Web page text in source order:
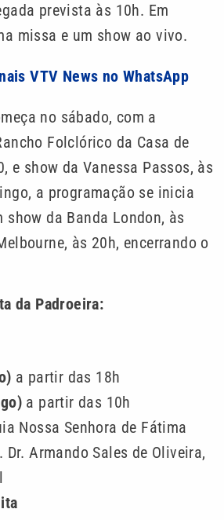
prevista às 10h. Em
missa e um show ao vivo.
VTV News no WhatsApp
no sábado, com a
Folclórico da Casa de
e show da Vanessa Passos, às
a programação se inicia
show da Banda London, às
às 20h, encerrando o
da Padroeira:
a partir das 18h
a partir das 10h
Nossa Senhora de Fátima
Dr. Armando Sales de Oliveira,